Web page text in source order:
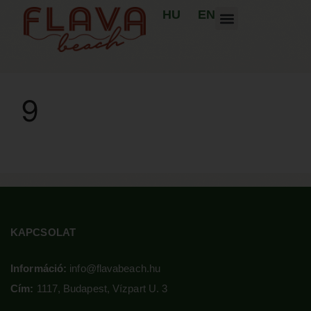
HU EN
9
KAPCSOLAT
Információ: info@flavabeach.hu
Cím: 1117, Budapest, Vízpart U. 3